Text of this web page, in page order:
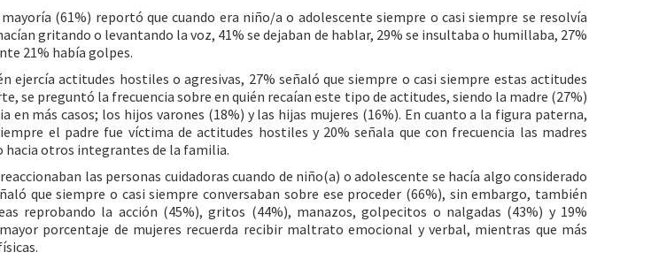
(61%) reportó que cuando era niño/a o adolescente siempre o casi siempre se resolvía
gritando o levantando la voz, 41% se dejaban de hablar, 29% se insultaba o humillaba, 27%
21% había golpes.
ejercía actitudes hostiles o agresivas, 27% señaló que siempre o casi siempre estas actitudes
se preguntó la frecuencia sobre en quién recaían este tipo de actitudes, siendo la madre (27%)
en más casos; los hijos varones (18%) y las hijas mujeres (16%). En cuanto a la figura paterna,
el padre fue víctima de actitudes hostiles y 20% señala que con frecuencia las madres
otros integrantes de la familia.
las personas cuidadoras cuando de niño(a) o adolescente se hacía algo considerado
que siempre o casi siempre conversaban sobre ese proceder (66%), sin embargo, también
reprobando la acción (45%), gritos (44%), manazos, golpecitos o nalgadas (43%) y 19%
porcentaje de mujeres recuerda recibir maltrato emocional y verbal, mientras que más